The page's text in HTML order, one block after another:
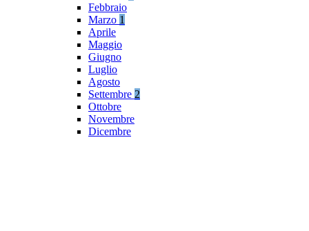
Febbraio
Marzo 1
Aprile
Maggio
Giugno
Luglio
Agosto
Settembre 2
Ottobre
Novembre
Dicembre